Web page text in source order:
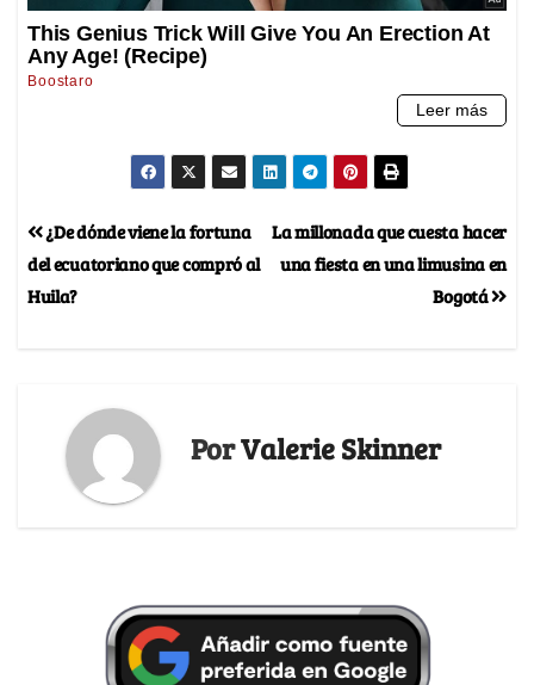
La millonada que cuesta hacer
una fiesta en una limusina en
Bogotá
¿De dónde viene la fortuna
del ecuatoriano que compró al
Huila?
PorValerie Skinner